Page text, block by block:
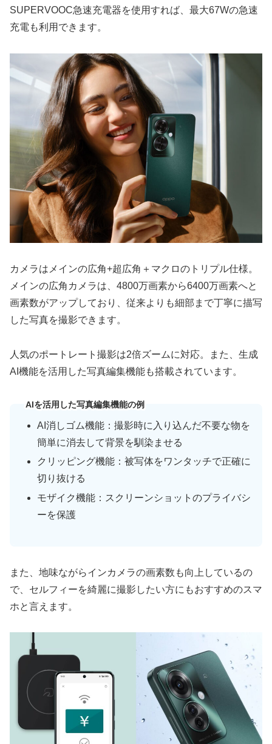
SUPERVOOC急速充電器を使用すれば、最大67Wの急速
充電も利用できます。
カメラはメインの広角+超広角＋マクロのトリプル仕様。
メインの広角カメラは、4800万画素から6400万画素へと
画素数がアップしており、従来よりも細部まで丁寧に描写
した写真を撮影できます。
人気のポートレート撮影は2倍ズームに対応。また、生成
AI機能を活用した写真編集機能も搭載されています。
AIを活用した写真編集機能の例
AI消しゴム機能：撮影時に入り込んだ不要な物を
簡単に消去して背景を馴染ませる
クリッピング機能：被写体をワンタッチで正確に
切り抜ける
モザイク機能：スクリーンショットのプライバシ
ーを保護
また、地味ながらインカメラの画素数も向上しているの
で、セルフィーを綺麗に撮影したい方にもおすすめのスマ
ホと言えます。